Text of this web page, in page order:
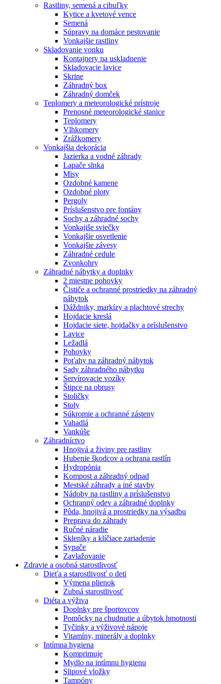
Rastliny, semená a cibuľky
Kytice a kvetové vence
Semená
Súpravy na domáce pestovanie
Vonkajšie rastliny
Skladovanie vonku
Kontajnery na uskladnenie
Skladovacie lavice
Skrine
Záhradný box
Záhradný domček
Teplomery a meteorologické prístroje
Prenosné meteorologické stanice
Teplomery
Vlhkomery
Zrážkomery
Vonkajšia dekorácia
Jazierka a vodné záhrady
Lapače slnka
Misy
Ozdobné kamene
Ozdobné ploty
Pergoly
Príslušenstvo pre fontány
Sochy a záhradné sochy
Vonkajiše sviečky
Vonkajšie osvetlenie
Vonkajšie závesy
Záhradné cedule
Zvonkohry
Záhradné nábytky a doplnky
2 miestne pohovky
Čističe a ochranné prostriedky na záhradný
nábytok
Dáždniky, markízy a plachtové strechy
Hojdacie kreslá
Hojdacie siete, hojdačky a príslušenstvo
Lavice
Ležadlá
Pohovky
Poťahy na záhradný nábytok
Sady záhradného nábytku
Servírovacie vozíky
Štipce na obrusy
Stoličky
Stoly
Súkromie a ochranné zásteny
Vahadlá
Vankúše
Záhradníctvo
Hnojivá a živiny pre rastliny
Hubenie škodcov a ochrana rastlín
Hydropónia
Kompost a záhradný odpad
Mestské záhrady a iné stavby
Nádoby na rastliny a príslušenstvo
Ochranný odev a záhradné doplnky
Pôda, hnojivá a prostriedky na výsadbu
Preprava do záhrady
Ručné náradie
Skleníky a klíčiace zariadenie
Sypače
Zavlažovanie
Zdravie a osobná starostlivosť
Dieťa a starostlivosť o deti
Výmena plienok
Zubná starostlivosť
Diéta a výživa
Doplnky pre športovcov
Pomôcky na chudnutie a úbytok hmotnosti
Tyčinky a výživové nápoje
Vitamíny, minerály a doplnky
Intímna hygiena
Komprimuje
Mydlo na intímnu hygienu
Slipové vložky
Tampóny